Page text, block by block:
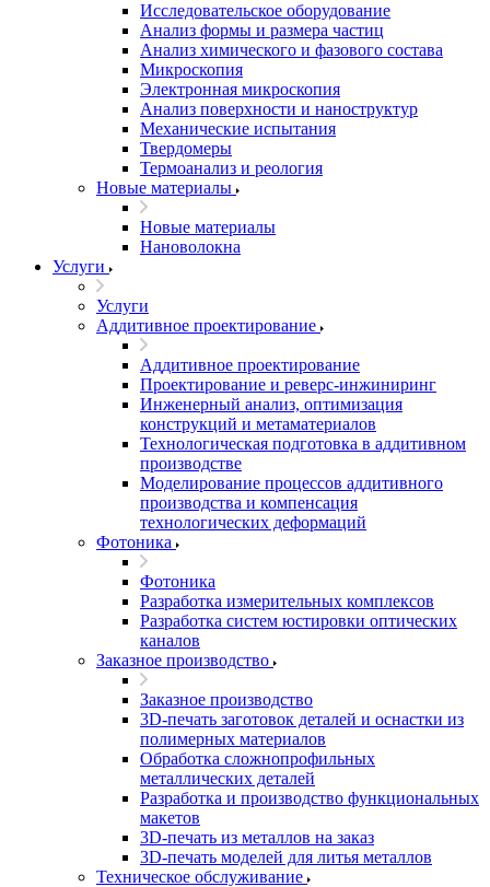
Исследовательское оборудование
Анализ формы и размера частиц
Анализ химического и фазового состава
Микроскопия
Электронная микроскопия
Анализ поверхности и наноструктур
Механические испытания
Твердомеры
Термоанализ и реология
Новые материалы
Новые материалы
Нановолокна
Услуги
Услуги
Аддитивное проектирование
Аддитивное проектирование
Проектирование и реверс-инжиниринг
Инженерный анализ, оптимизация
конструкций и метаматериалов
Технологическая подготовка в аддитивном
производстве
Моделирование процессов аддитивного
производства и компенсация
технологических деформаций
Фотоника
Фотоника
Разработка измерительных комплексов
Разработка систем юстировки оптических
каналов
Заказное производство
Заказное производство
3D-печать заготовок деталей и оснастки из
полимерных материалов
Обработка сложнопрофильных
металлических деталей
Разработка и производство функциональных
макетов
3D-печать из металлов на заказ
3D-печать моделей для литья металлов
Техническое обслуживание